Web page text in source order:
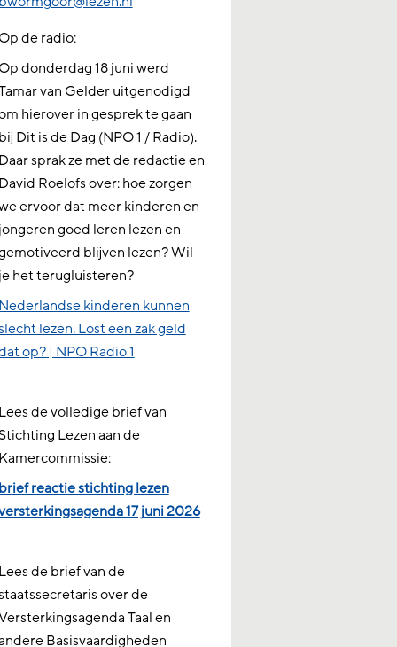
Op de radio:
Op donderdag 18 juni werd
van Gelder uitgenodigd
hierover in gesprek te gaan
bij Dit is de Dag (NPO 1 / Radio).
Daar sprak ze met de redactie en
David Roelofs over: hoe zorgen
ervoor dat meer kinderen en
jongeren goed leren lezen en
blijven lezen? Wil
je het terugluisteren?
Nederlandse kinderen kunnen
lezen. Lost een zak geld
op? | NPO Radio 1
Lees de volledige brief van
Stichting Lezen aan de
Kamercommissie:
brief reactie stichting lezen
17 juni 2026
Lees de brief van de
over de
Taal en
Basisvaardigheden